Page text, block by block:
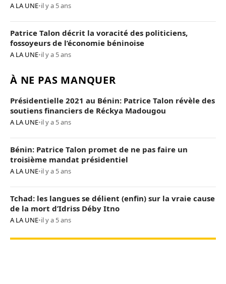
A LA UNE•il y a 5 ans
Patrice Talon décrit la voracité des politiciens,
fossoyeurs de l’économie béninoise
A LA UNE•il y a 5 ans
À NE PAS MANQUER
Présidentielle 2021 au Bénin: Patrice Talon révèle des
soutiens financiers de Réckya Madougou
A LA UNE•il y a 5 ans
Bénin: Patrice Talon promet de ne pas faire un
troisième mandat présidentiel
A LA UNE•il y a 5 ans
Tchad: les langues se délient (enfin) sur la vraie cause
de la mort d’Idriss Déby Itno
A LA UNE•il y a 5 ans